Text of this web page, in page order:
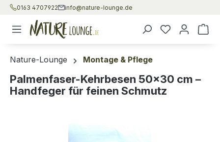
Zum Hauptinhalt springen
0163 4707922 info@nature-lounge.de
Nature-Lounge Montage & Pflege
Palmenfaser-Kehrbesen 50×30 cm –
Handfeger für feinen Schmutz
Bildergalerie überspringen